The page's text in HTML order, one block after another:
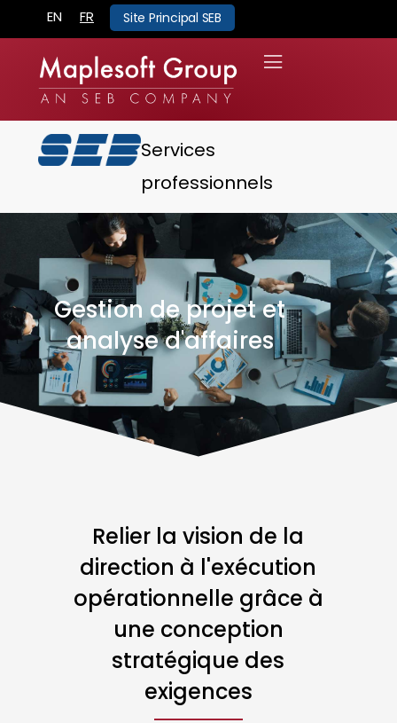
EN FR Site Principal SEB
Services
professionnels
Gestion de projet et
analyse d'affaires
Relier la vision de la
direction à l'exécution
opérationnelle grâce à
une conception
stratégique des
exigences